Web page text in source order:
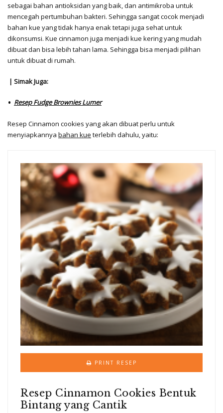
sebagai bahan antioksidan yang baik, dan antimikroba untuk
mencegah pertumbuhan bakteri. Sehingga sangat cocok menjadi
bahan kue yang tidak hanya enak tetapi juga sehat untuk
dikonsumsi. Kue cinnamon juga menjadi kue kering yang mudah
dibuat dan bisa lebih tahan lama. Sehingga bisa menjadi pilihan
untuk dibuat di rumah.
| Simak Juga:
Resep Fudge Brownies Lumer
Resep Cinnamon cookies yang akan dibuat perlu untuk
menyiapkannya bahan kue terlebih dahulu, yaitu:
PRINT RESEP
Resep Cinnamon Cookies Bentuk
Bintang yang Cantik